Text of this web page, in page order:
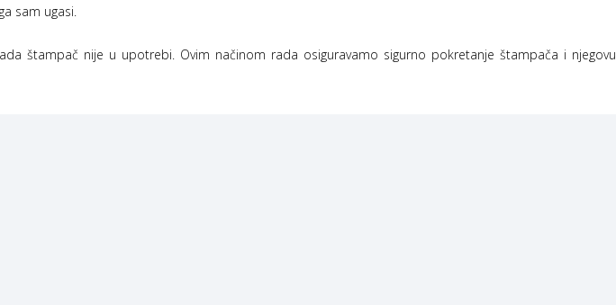
sam ugasi.
štampač nije u upotrebi. Ovim načinom rada osiguravamo sigurno pokretanje štampača i njegovu